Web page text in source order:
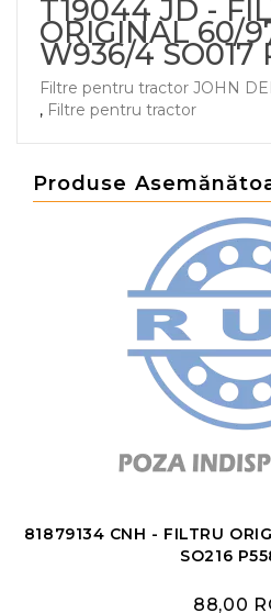
T19044 JD -
ORIGINAL 60/
W936/4 SO017
Filtre pentru tractor JOHN
, Filtre pentru tractor
Produse
81879134 CNH - FILTRU
SO216
88,00